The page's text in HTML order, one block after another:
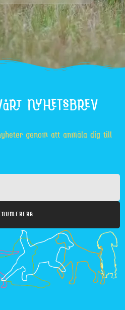
NYHETSBREV
genom att anmäla dig till